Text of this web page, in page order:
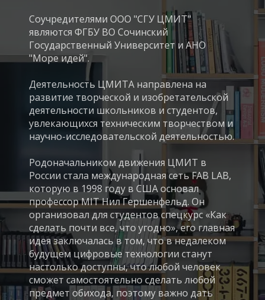
Соучредителями ООО "СГУ ЦМИТ"
являются ФГБУ ВО Сочинский
Государственный Университет и АНО
"Море идей".
Деятельность ЦМИТА направлена на
развитие творческой и изобретательской
деятельности школьников и студентов,
увлекающихся техническим творчеством и
научно-исследовательской деятельностью.
Родоначальником движения ЦМИТ в
России стала международная сеть FAB LAB,
которую в 1998 году в США основал
профессор MIT Нил Гершенфельд. Он
организовал для студентов спецкурс «Как
сделать почти все, что угодно», его главная
идея заключалась в том, что в недалеком
будущем цифровые технологии станут
настолько доступны, что любой человек
сможет самостоятельно сделать любой
предмет обихода, поэтому важно дать